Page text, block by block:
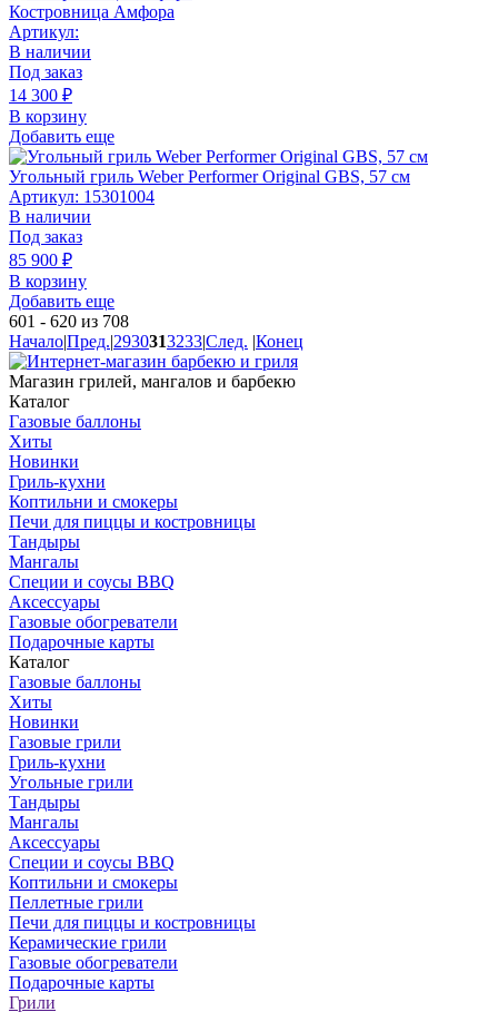
Костровница Амфора
Артикул:
В наличии
Под заказ
14 300 ₽
В корзину
Добавить еще
Угольный гриль Weber Performer Original GBS, 57 см
Артикул: 15301004
В наличии
Под заказ
85 900 ₽
В корзину
Добавить еще
601 - 620 из 708
Начало|Пред.|2930313233|След. |Конец
Магазин грилей, мангалов и барбекю
Каталог
Газовые баллоны
Хиты
Новинки
Гриль-кухни
Коптильни и смокеры
Печи для пиццы и костровницы
Тандыры
Мангалы
Специи и соусы BBQ
Аксессуары
Газовые обогреватели
Подарочные карты
Каталог
Газовые баллоны
Хиты
Новинки
Газовые грили
Гриль-кухни
Угольные грили
Тандыры
Мангалы
Аксессуары
Специи и соусы BBQ
Коптильни и смокеры
Пеллетные грили
Печи для пиццы и костровницы
Керамические грили
Газовые обогреватели
Подарочные карты
Грили